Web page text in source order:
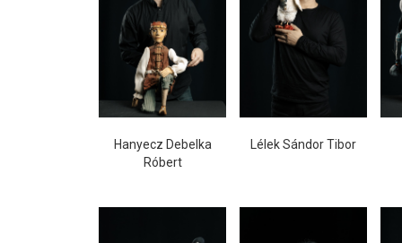
Hanyecz Debelka
Róbert
Lélek Sándor Tibor